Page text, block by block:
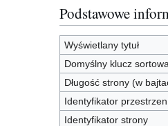
Podstawowe
Wyświetlany tytuł
Domyślny klucz
Długość strony (w
Identyfikator
Identyfikator strony